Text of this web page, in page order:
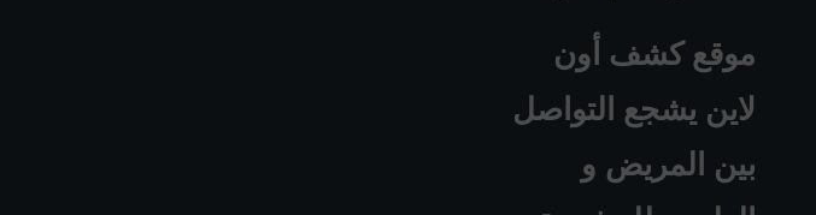
موقع كشف أون
لاين يشجع التواصل
بين المريض و